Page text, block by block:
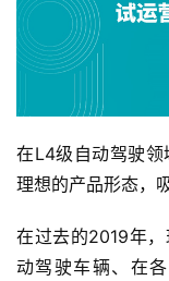
在L4级自动驾驶
理想的产品形态，
在过去的2019年
动驾驶车辆、在